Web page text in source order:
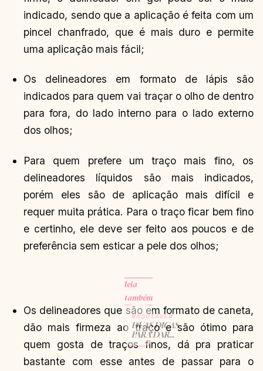
indicado, sendo que a aplicação é feita com um
pincel chanfrado, que é mais duro e permite
uma aplicação mais fácil;
Os delineadores em formato de lápis são
indicados para quem vai traçar o olho de dentro
para fora, do lado interno para o lado externo
dos olhos;
Para quem prefere um traço mais fino, os
delineadores líquidos são mais indicados,
porém eles são de aplicação mais difícil e
requer muita prática. Para o traço ficar bem fino
e certinho, ele deve ser feito aos poucos e de
preferência sem esticar a pele dos olhos;
leia
também
MAQUIAGEM
DUAS DICAS
PARA DAR
VOLUME
CONTINUAR
Os delineadores que são em formato de caneta,
dão mais firmeza ao traço e são ótimo para
quem gosta de traços finos, dá pra praticar
bastante com esse antes de passar para o